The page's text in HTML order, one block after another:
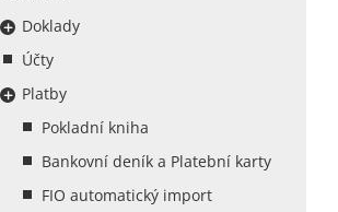
Doklady
Účty
Platby
Pokladní kniha
Bankovní deník a Platební karty
FIO automatický import